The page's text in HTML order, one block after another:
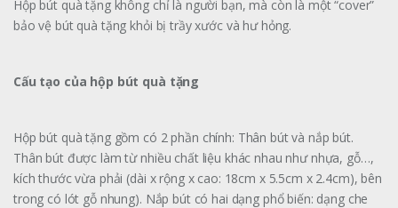
Hộp bút quà tặng không chỉ là người bạn, mà còn là một “cover”
bảo vệ bút quà tặng khỏi bị trầy xước và hư hỏng.
Cấu tạo của hộp bút quà tặng
Hộp bút quà tặng gồm có 2 phần chính: Thân bút và nắp bút.
Thân bút được làm từ nhiều chất liệu khác nhau như nhựa, gỗ…,
kích thước vừa phải (dài x rộng x cao: 18cm x 5.5cm x 2.4cm), bên
trong có lót gỗ nhung). Nắp bút có hai dạng phổ biến: dạng che